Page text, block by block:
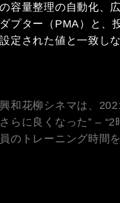
容量整理の自動化、
プター（PMA）と、
定された値と一致し
和花柳シネマは、
らに良くなった” –
のトレーニング時間